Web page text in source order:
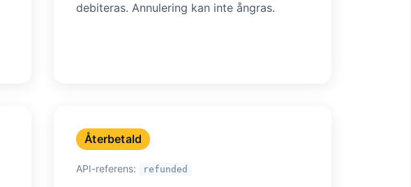
debiteras. Annulering kan inte ångras.
Återbetald
API-referens: refunded